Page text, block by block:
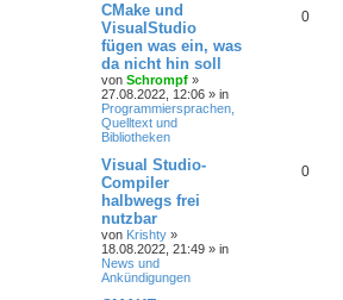
CMake und
VisualStudio
fügen was ein, was
da nicht hin soll
von Schrompf »
27.08.2022, 12:06 » in
Programmiersprachen,
Quelltext und
Bibliotheken
0
Visual Studio-
Compiler
halbwegs frei
nutzbar
von Krishty »
18.08.2022, 21:49 » in
News und
Ankündigungen
0